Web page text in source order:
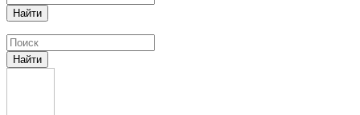
Найти
Найти